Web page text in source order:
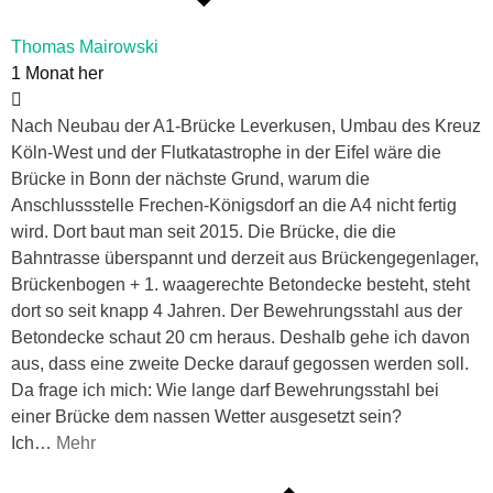
Thomas Mairowski
1 Monat her
Nach Neubau der A1-Brücke Leverkusen, Umbau des Kreuz
Köln-West und der Flutkatastrophe in der Eifel wäre die
Brücke in Bonn der nächste Grund, warum die
Anschlussstelle Frechen-Königsdorf an die A4 nicht fertig
wird. Dort baut man seit 2015. Die Brücke, die die
Bahntrasse überspannt und derzeit aus Brückengegenlager,
Brückenbogen + 1. waagerechte Betondecke besteht, steht
dort so seit knapp 4 Jahren. Der Bewehrungsstahl aus der
Betondecke schaut 20 cm heraus. Deshalb gehe ich davon
aus, dass eine zweite Decke darauf gegossen werden soll.
Da frage ich mich: Wie lange darf Bewehrungsstahl bei
einer Brücke dem nassen Wetter ausgesetzt sein?
Ich… Mehr